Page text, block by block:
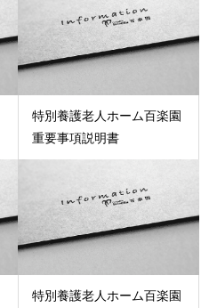
特別養護老人ホーム百楽園
重要事項説明書
特別養護老人ホーム百楽園